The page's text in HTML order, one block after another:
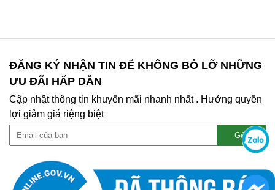
ĐĂNG KÝ NHẬN TIN ĐỂ KHÔNG BỎ LỠ NHỮNG
ƯU ĐÃI HẤP DẪN
Cập nhật thông tin khuyến mãi nhanh nhất . Hưởng quyền
lợi giảm giá riệng biệt